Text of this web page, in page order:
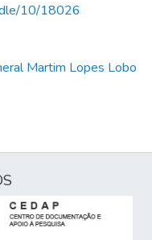
10/18026
Martim Lopes Lobo